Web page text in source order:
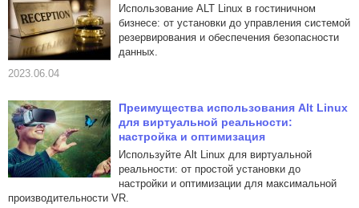
Использование ALT Linux в гостиничном
бизнесе: от установки до управления системой
резервирования и обеспечения безопасности
данных.
2023.06.04
Преимущества использования Alt Linux
для виртуальной реальности:
настройка и оптимизация
Используйте Alt Linux для виртуальной
реальности: от простой установки до
настройки и оптимизации для максимальной
производительности VR.